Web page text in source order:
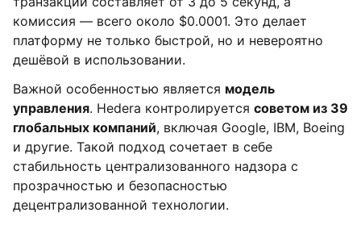
комиссия — всего около $0.0001. Это делает
платформу не только быстрой, но и невероятно
дешёвой в использовании.
Важной особенностью является модель
управления. Hedera контролируется советом из 39
глобальных компаний, включая Google, IBM, Boeing
и другие. Такой подход сочетает в себе
стабильность централизованного надзора с
прозрачностью и безопасностью
децентрализованной технологии.